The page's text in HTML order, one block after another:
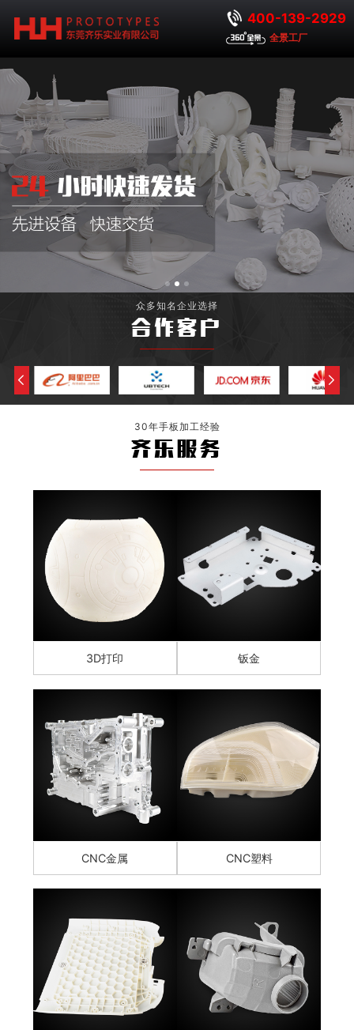
400-139-2929
全景工厂
众多知名企业选择
合作客户
30年手板加工经验
齐乐服务
3D打印 钣金
CNC金属 CNC塑料